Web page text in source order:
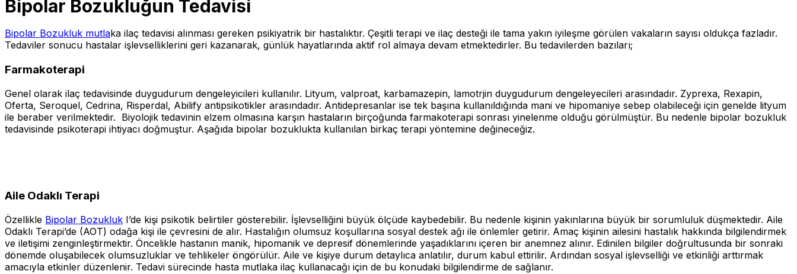
Bipolar Bozukluğun Tedavisi
Bipolar Bozukluk mutlaka ilaç tedavisi alınması gereken psikiyatrik bir hastalıktır. Çeşitli terapi ve ilaç desteği ile tama yakın iyileşme görülen vakaların sayısı oldukça fazladır.
Tedaviler sonucu hastalar işlevselliklerini geri kazanarak, günlük hayatlarında aktif rol almaya devam etmektedirler. Bu tedavilerden bazıları;
Farmakoterapi
Genel olarak ilaç tedavisinde duygudurum dengeleyicileri kullanılır. Lityum, valproat, karbamazepin, lamotrjin duygudurum dengeleyecileri arasındadır. Zyprexa, Rexapin,
Oferta, Seroquel, Cedrina, Risperdal, Abilify antipsikotikler arasındadır. Antidepresanlar ise tek başına kullanıldığında mani ve hipomaniye sebep olabileceği için genelde lityum
ile beraber verilmektedir. Biyolojik tedavinin elzem olmasına karşın hastaların birçoğunda farmakoterapi sonrası yinelenme olduğu görülmüştür. Bu nedenle bipolar bozukluk
tedavisinde psikoterapi ihtiyacı doğmuştur. Aşağıda bipolar bozuklukta kullanılan birkaç terapi yöntemine değineceğiz.
Aile Odaklı Terapi
Özellikle Bipolar Bozukluk I’de kişi psikotik belirtiler gösterebilir. İşlevselliğini büyük ölçüde kaybedebilir. Bu nedenle kişinin yakınlarına büyük bir sorumluluk düşmektedir. Aile
Odaklı Terapi’de (AOT) odağa kişi ile çevresini de alır. Hastalığın olumsuz koşullarına sosyal destek ağı ile önlemler getirir. Amaç kişinin ailesini hastalık hakkında bilgilendirmek
ve iletişimi zenginleştirmektir. Öncelikle hastanın manik, hipomanik ve depresif dönemlerinde yaşadıklarını içeren bir anemnez alınır. Edinilen bilgiler doğrultusunda bir sonraki
dönemde oluşabilecek olumsuzluklar ve tehlikeler öngörülür. Aile ve kişiye durum detaylıca anlatılır, durum kabul ettirilir. Ardından sosyal işlevselliği ve etkinliği arttırmak
amacıyla etkinler düzenlenir. Tedavi sürecinde hasta mutlaka ilaç kullanacağı için de bu konudaki bilgilendirme de sağlanır.